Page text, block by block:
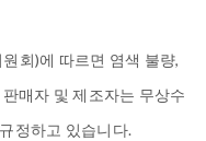
회)에 따르면 염색 불량,
매자 및 제조자는 무상수
정하고 있습니다.